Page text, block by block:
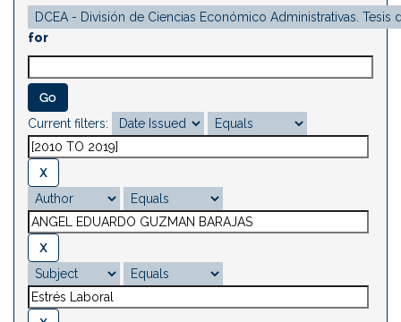
for
Current filters: